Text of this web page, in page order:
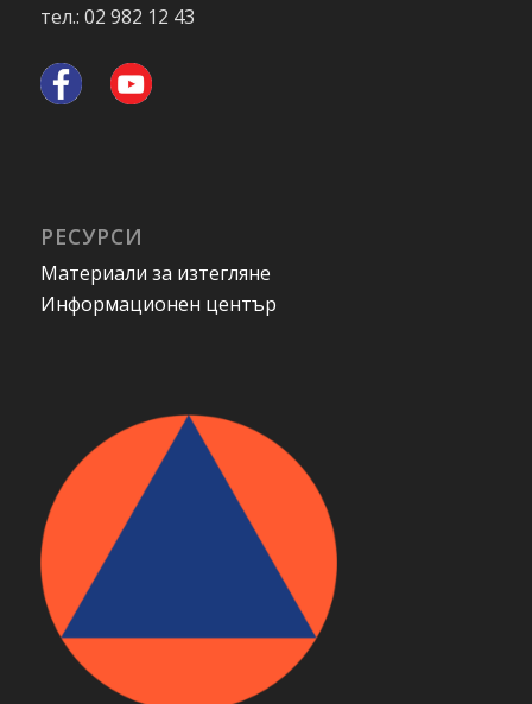
тел.: 02 982 12 43
РЕСУРСИ
Материали за изтегляне
Информационен център